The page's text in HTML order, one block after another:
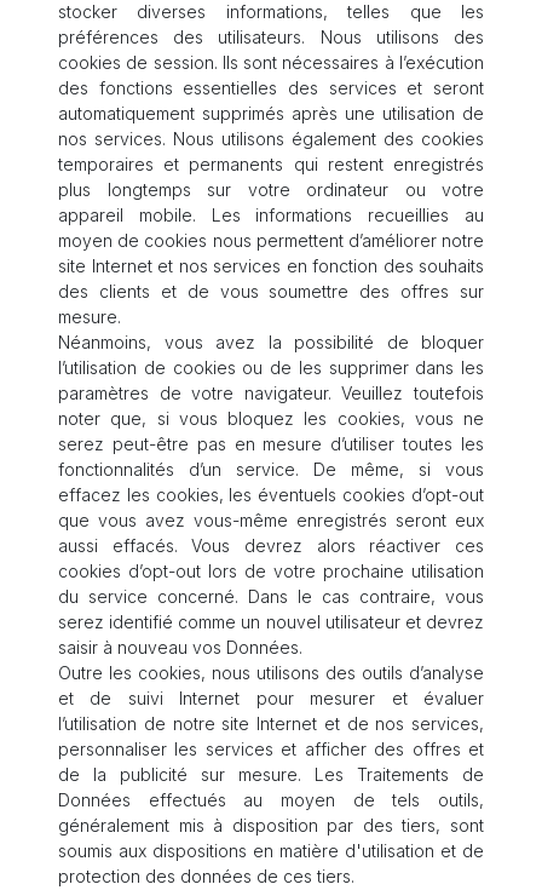
stocker diverses informations, telles que les
préférences des utilisateurs. Nous utilisons des
cookies de session. Ils sont nécessaires à l’exécution
des fonctions essentielles des services et seront
automatiquement supprimés après une utilisation de
nos services. Nous utilisons également des cookies
temporaires et permanents qui restent enregistrés
plus longtemps sur votre ordinateur ou votre
appareil mobile. Les informations recueillies au
moyen de cookies nous permettent d’améliorer notre
site Internet et nos services en fonction des souhaits
des clients et de vous soumettre des offres sur
mesure.
Néanmoins, vous avez la possibilité de bloquer
l’utilisation de cookies ou de les supprimer dans les
paramètres de votre navigateur. Veuillez toutefois
noter que, si vous bloquez les cookies, vous ne
serez peut-être pas en mesure d’utiliser toutes les
fonctionnalités d’un service. De même, si vous
effacez les cookies, les éventuels cookies d’opt-out
que vous avez vous-même enregistrés seront eux
aussi effacés. Vous devrez alors réactiver ces
cookies d’opt-out lors de votre prochaine utilisation
du service concerné. Dans le cas contraire, vous
serez identifié comme un nouvel utilisateur et devrez
saisir à nouveau vos Données.
Outre les cookies, nous utilisons des outils d’analyse
et de suivi Internet pour mesurer et évaluer
l’utilisation de notre site Internet et de nos services,
personnaliser les services et afficher des offres et
de la publicité sur mesure. Les Traitements de
Données effectués au moyen de tels outils,
généralement mis à disposition par des tiers, sont
soumis aux dispositions en matière d'utilisation et de
protection des données de ces tiers.